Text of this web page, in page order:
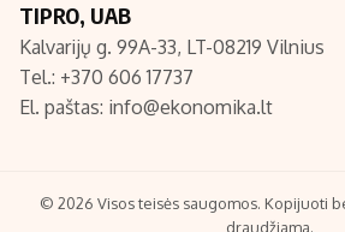
Redakcija
Turinio žymėjimo taisyklės
TIPRO, UAB
Kalvarijų g. 99A-33, LT-08219 Vilnius
Tel.: +370 606 17737
El. paštas: info@ekonomika.lt
© 2026 Visos teisės saugomos. Kopijuoti
draudžiama.